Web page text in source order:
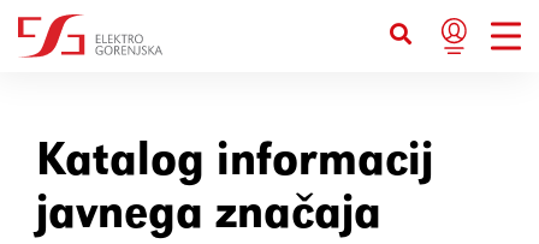
Katalog informacij
javnega značaja
s tipkovnico
Prikaže možnosti dostopnosti
Prikaže kazalo strani